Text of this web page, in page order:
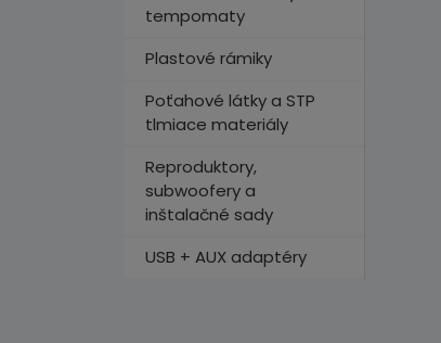
tempomaty
Plastové rámiky
Poťahové látky a STP
tlmiace materiály
Reproduktory,
subwoofery a
inštalačné sady
USB + AUX adaptéry